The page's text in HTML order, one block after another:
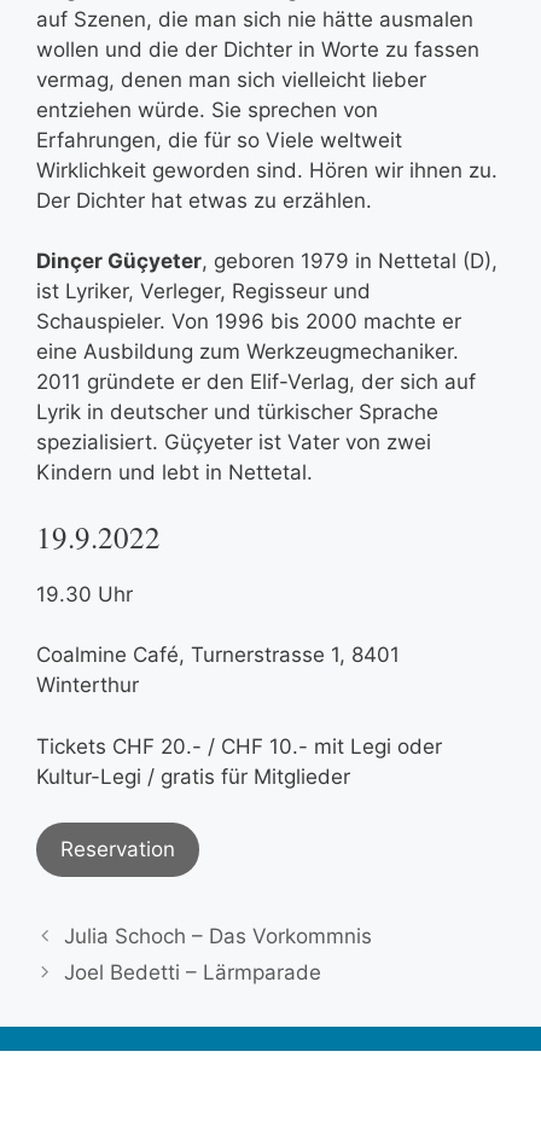
auf Szenen, die man sich nie hätte ausmalen
wollen und die der Dichter in Worte zu fassen
vermag, denen man sich vielleicht lieber
entziehen würde. Sie sprechen von
Erfahrungen, die für so Viele weltweit
Wirklichkeit geworden sind. Hören wir ihnen zu.
Der Dichter hat etwas zu erzählen.
Dinçer Güçyeter, geboren 1979 in Nettetal (D),
ist Lyriker, Verleger, Regisseur und
Schauspieler. Von 1996 bis 2000 machte er
eine Ausbildung zum Werkzeugmechaniker.
2011 gründete er den Elif-Verlag, der sich auf
Lyrik in deutscher und türkischer Sprache
spezialisiert. Güçyeter ist Vater von zwei
Kindern und lebt in Nettetal.
19.9.2022
19.30 Uhr
Coalmine Café, Turnerstrasse 1, 8401
Winterthur
Tickets CHF 20.- / CHF 10.- mit Legi oder
Kultur-Legi / gratis für Mitglieder
Reservation
Julia Schoch – Das Vorkommnis
Joel Bedetti – Lärmparade